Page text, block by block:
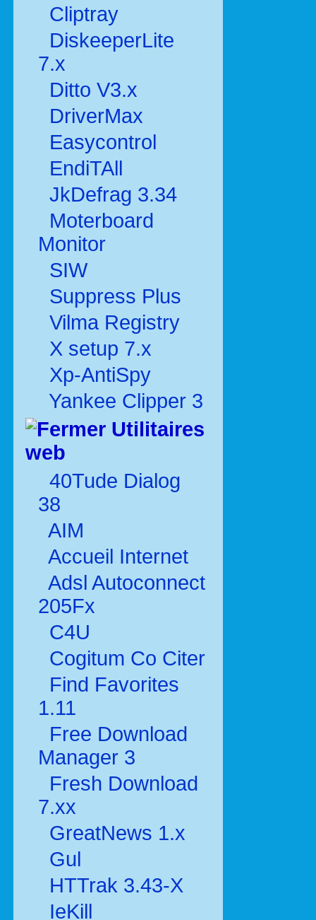
Cliptray
DiskeeperLite
7.x
Ditto V3.x
DriverMax
Easycontrol
EndiTAll
JkDefrag 3.34
Moterboard
Monitor
SIW
Suppress Plus
Vilma Registry
X setup 7.x
Xp-AntiSpy
Yankee Clipper 3
Utilitaires
web
40Tude Dialog
38
AIM
Accueil Internet
Adsl Autoconnect
205Fx
C4U
Cogitum Co Citer
Find Favorites
1.11
Free Download
Manager 3
Fresh Download
7.xx
GreatNews 1.x
Gul
HTTrak 3.43-X
IeKill